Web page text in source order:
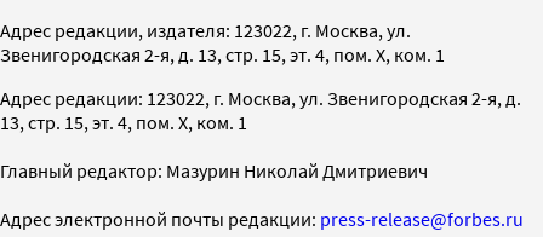
Адрес редакции, издателя: 123022, г. Москва, ул.
Звенигородская 2-я, д. 13, стр. 15, эт. 4, пом. X, ком. 1
Адрес редакции: 123022, г. Москва, ул. Звенигородская 2-я, д.
13, стр. 15, эт. 4, пом. X, ком. 1
Главный редактор: Мазурин Николай Дмитриевич
Адрес электронной почты редакции: press-release@forbes.ru